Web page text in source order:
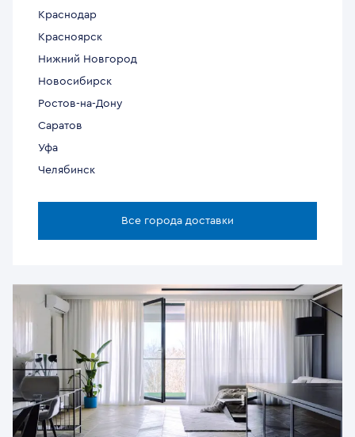
Краснодар
Красноярск
Нижний Новгород
Новосибирск
Ростов-на-Дону
Саратов
Уфа
Челябинск
Все города доставки